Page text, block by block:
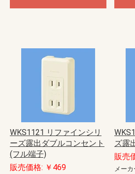
WKS1121 リファインシリ
ーズ露出ダブルコンセント
(フル端子)
販売価格: ￥469
ズ露
販売
メー